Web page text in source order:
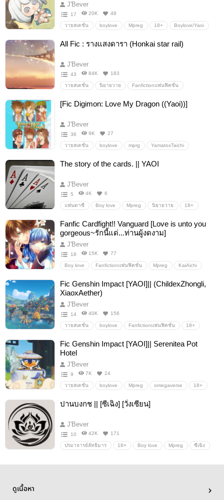
J'Bever
17 20K 48
วายสเตชั่น boylove Mpreg 18+ Boylove/Yaoi
ท้องได้ เรท18+ แนวชายรักชาย
GenshinImpact ayatothoma
xingqiuchongyun ittogorou childezhongli
Neuvillette
All Fic : รางแสงดารา (Honkai star rail)
J'Bever
43 84K 183
วายสเตชั่น นิยายวาย Fanfictionแฟนฟิคชั่น
เรท18+ allheng hsr jingheng honkaistarrail
mydei Phainon
[Fic Digimon: Love My Dragon ((Yaoi))]
J'Bever
36 9K 27
วายสเตชั่น boylove mprg YamatoxTaichi
ThomaxMasaru KiriHaxTaiki Digimon
The story of the cards. || YAOI
J'Bever
5 4K 6
แฟนตาซี Boy love Mpreg นิยายวาย 18+
Fanfic Cardfight!! Vanguard [Love is unto you
gorgeous~รักนี้แด่...ท่านผู้งดงาม]
J'Bever
18 15K 77
Boy love Fanfictionแฟนฟิคชั่น Mpreg KaiAichi
cardfightvanguard อื่นๆ วายสเตชั่น
Fic Genshin Impact [YAOI]|| (ChildexZhongli,
XiaoxAether)
J'Bever
14 40K 156
วายสเตชั่น boylove Fanfictionแฟนฟิคชั่น 18+
Fic Genshin Impact [YAOI]|| Serenitea Pot
Hotel
J'Bever
9 7K 24
วายสเตชั่น boylove Mpreg omegaverse 18+
GenshinImpact ayatothoma Xiaoaether
ChongyunxXingqiu
ฟิคgenshin tighnarixcyno alhaithamxcyno
ปานบงกช || [ซีเฉิง] [วั่งเซียน]
J'Bever
10 42K 171
ปรมาจารย์ลัทธิมาร 18+ Boy love Mpreg ซีเฉิง
ดูเนื้อหา